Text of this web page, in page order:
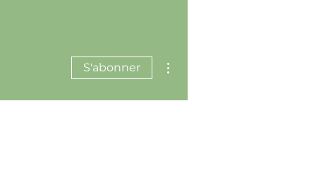
S'abonner